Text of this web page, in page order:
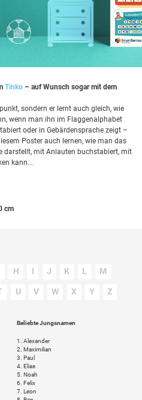
Tinko – auf Wunsch sogar mit dem
sondern er lernt auch gleich, wie
wenn man ihn im Flaggenalphabet
oder in Gebärdensprache zeigt –
Poster auch lernen, wie man das
darstellt, mit Anlauten buchstabiert, mit
kann...
cm
H I J K L M
U V W X Y Z
Beliebte Jungsnamen
1.
Alexander
2. Maximilian
3. Paul
4. Elias
5. Noah
6. Felix
7. Leon